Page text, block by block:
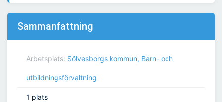
Sammanfattning
Arbetsplats: Sölvesborgs kommun, Barn- och
utbildningsförvaltning
1 plats